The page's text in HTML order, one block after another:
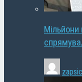
Мільйони